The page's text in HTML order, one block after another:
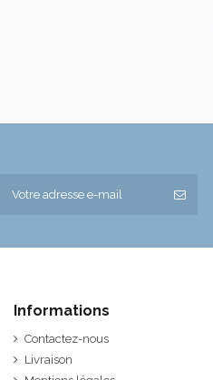
Informations
Contactez-nous
Livraison